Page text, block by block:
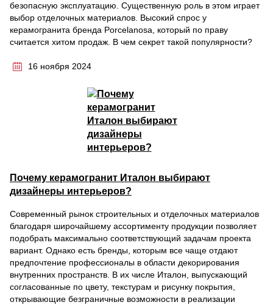
безопасную эксплуатацию. Существенную роль в этом играет
выбор отделочных материалов. Высокий спрос у
керамогранита бренда Porcelanosa, который по праву
считается хитом продаж. В чем секрет такой популярности?
16 ноября 2024
Почему керамогранит Италон выбирают
дизайнеры интерьеров?
Современный рынок строительных и отделочных материалов
благодаря широчайшему ассортименту продукции позволяет
подобрать максимально соответствующий задачам проекта
вариант. Однако есть бренды, которым все чаще отдают
предпочтение профессионалы в области декорирования
внутренних пространств. В их числе Италон, выпускающий
согласованные по цвету, текстурам и рисунку покрытия,
открывающие безграничные возможности в реализации